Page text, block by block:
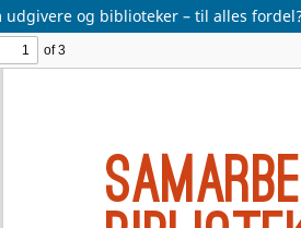
udgivere og biblioteker – til alles